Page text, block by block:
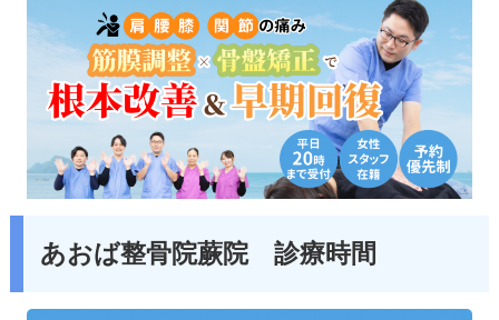
あおば整骨院蕨院 診療時間